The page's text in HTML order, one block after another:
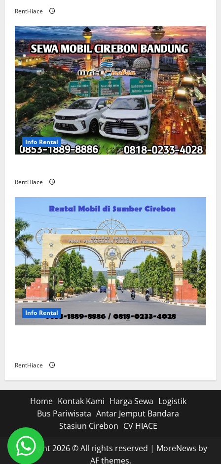
RentHiace
Info Rental
RentHiace
Info Rental
RentHiace
Home Kontak Kami Harga Sewa Logistik
Bus Pariwisata Antar Jemput Bandara
Stasiun Cirebon CV HIACE
Copyright 2026 © All rights reserved | MoreNews by
AF themes.